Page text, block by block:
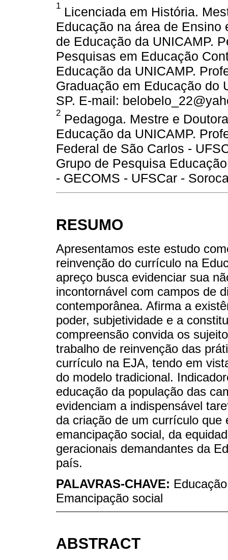
1 Licenciada em História.
Educação na área de
de Educação da UNICAMP.
Pesquisas em Educação
Educação da UNICAMP.
Graduação em Educação do
SP. E-mail:
2 Pedagoga. Mestre e
Educação da UNICAMP.
Federal de São Carlos -
Grupo de Pesquisa
- GECOMS - UFSCar -
RESUMO
Apresentamos este estudo
reinvenção do currículo na
apreço busca evidenciar sua
incontornável com campos de
contemporânea. Afirma a
poder, subjetividade e a
compreensão convida os
trabalho de reinvenção das
currículo na EJA, tendo em
do modelo tradicional.
educação da população das
evidenciam a indispensável
da criação de um currículo que
emancipação social, da
geracionais demandantes da
país.
PALAVRAS-CHAVE:
Emancipação social
ABSTRACT